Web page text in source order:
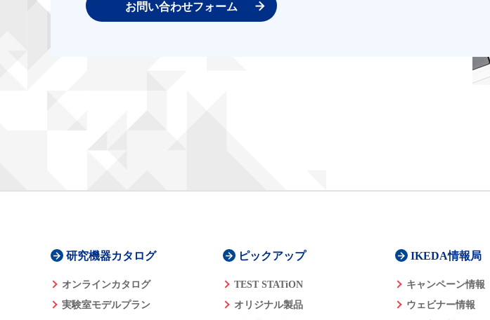
お問い合わせフォーム
研究機器カタログ
オンラインカタログ
実験室モデルプラン
ピックアップ
TEST STATiON
オリジナル製品
IKEDA情報局
キャンペーン情報
ウェビナー情報